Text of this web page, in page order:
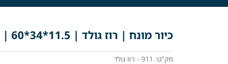
כיור מונח | רוז גולד | 11.5*34*60 | מק"ט 911
מק"ט: 911 - רוז גולד